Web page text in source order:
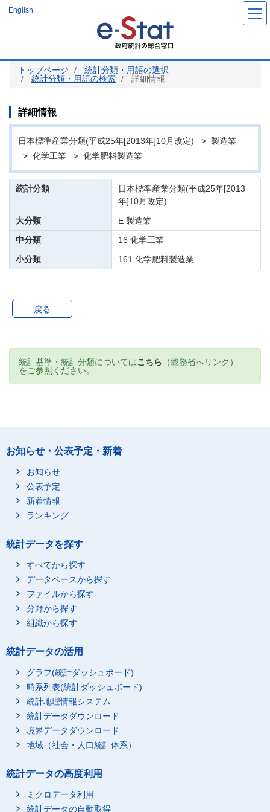
ツ
English
トップページ
統計分類・用語の選択
統計分類・用語の検索
詳細情報
詳細情報
日本標準産業分類(平成25年[2013年]10月改定) > 製造業
> 化学工業 > 化学肥料製造業
統計分類
日本標準産業分類(平成25年[2013
年]10月改定)
大分類
E 製造業
中分類
16 化学工業
小分類
161 化学肥料製造業
戻る
統計基準・統計分類についてはこちら （総務省へリンク）
をご参照ください。
お知らせ・公表予定・新着
お知らせ
公表予定
新着情報
ランキング
統計データを探す
すべてから探す
データベースから探す
ファイルから探す
分野から探す
組織から探す
統計データの活用
グラフ(統計ダッシュボード)
時系列表(統計ダッシュボード)
統計地理情報システム
統計データダウンロード
境界データダウンロード
地域（社会・人口統計体系）
統計データの高度利用
ミクロデータ利用
統計データの自動取得